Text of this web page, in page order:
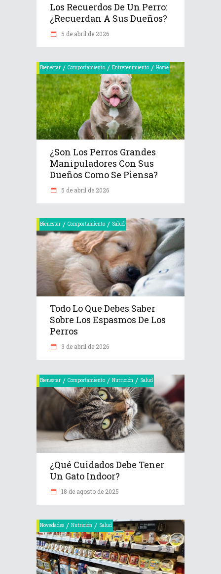
Los Recuerdos De Un Perro:
¿recuerdan A Sus Dueños?
5 de abril de 2026
Bienestar / Comportamiento / Entretenimiento / Home
¿Son Los Perros Grandes
Manipuladores Con Sus
Dueños Como Se Piensa?
5 de abril de 2026
Bienestar / Comportamiento / Salud
Todo Lo Que Debes Saber
Sobre Los Espasmos De Los
Perros
3 de abril de 2026
Bienestar / Comportamiento / Nutrición / Salud
¿Qué Cuidados Debe Tener
Un Gato Indoor?
18 de agosto de 2025
Novedades / Nutrición / Salud